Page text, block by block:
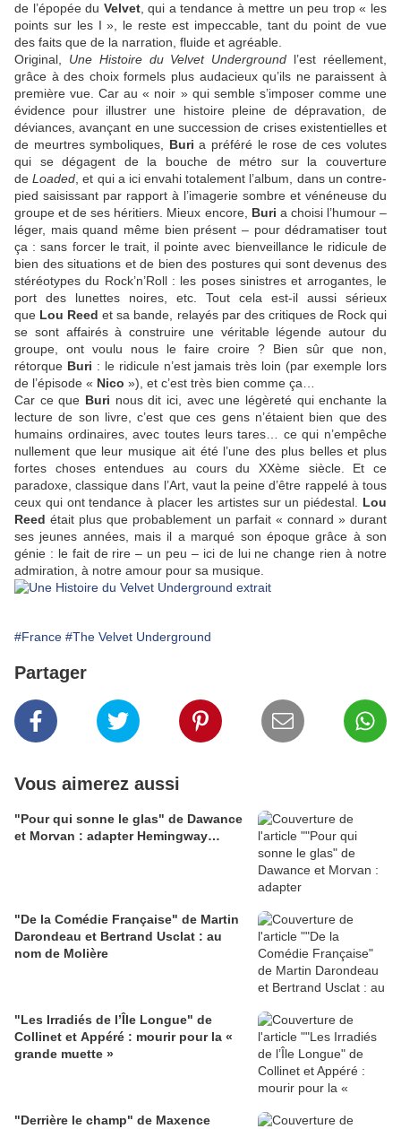
de l’épopée du Velvet, qui a tendance à mettre un peu trop « les
points sur les I », le reste est impeccable, tant du point de vue
des faits que de la narration, fluide et agréable.
Original, Une Histoire du Velvet Underground l’est réellement,
grâce à des choix formels plus audacieux qu’ils ne paraissent à
première vue. Car au « noir » qui semble s’imposer comme une
évidence pour illustrer une histoire pleine de dépravation, de
déviances, avançant en une succession de crises existentielles et
de meurtres symboliques, Buri a préféré le rose de ces volutes
qui se dégagent de la bouche de métro sur la couverture
deLoaded , et qui a ici envahi totalement l’album, dans un contre-
pied saisissant par rapport à l’imagerie sombre et vénéneuse du
groupe et de ses héritiers. Mieux encore, Buri a choisi l’humour –
léger, mais quand même bien présent – pour dédramatiser tout
ça : sans forcer le trait, il pointe avec bienveillance le ridicule de
bien des situations et de bien des postures qui sont devenus des
stéréotypes du Rock’n’Roll : les poses sinistres et arrogantes, le
port des lunettes noires, etc. Tout cela est-il aussi sérieux
que Lou Reed et sa bande, relayés par des critiques de Rock qui
se sont affairés à construire une véritable légende autour du
groupe, ont voulu nous le faire croire ? Bien sûr que non,
rétorque Buri : le ridicule n’est jamais très loin (par exemple lors
de l’épisode « Nico »), et c’est très bien comme ça…
Car ce que Buri nous dit ici, avec une légèreté qui enchante la
lecture de son livre, c’est que ces gens n’étaient bien que des
humains ordinaires, avec toutes leurs tares… ce qui n’empêche
nullement que leur musique ait été l’une des plus belles et plus
fortes choses entendues au cours du XXème siècle. Et ce
paradoxe, classique dans l’Art, vaut la peine d’être rappelé à tous
ceux qui ont tendance à placer les artistes sur un piédestal. Lou
Reed était plus que probablement un parfait « connard » durant
ses jeunes années, mais il a marqué son époque grâce à son
génie : le fait de rire – un peu – ici de lui ne change rien à notre
admiration, à notre amour pour sa musique.
#France #The Velvet Underground
Partager
Vous aimerez aussi
"Pour qui sonne le glas" de Dawance
et Morvan : adapter Hemingway…
"De la Comédie Française" de Martin
Darondeau et Bertrand Usclat : au
nom de Molière
"Les Irradiés de l’Île Longue" de
Collinet et Appéré : mourir pour la «
grande muette »
"Derrière le champ" de Maxence